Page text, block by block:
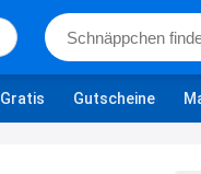
Gratis Gutscheine